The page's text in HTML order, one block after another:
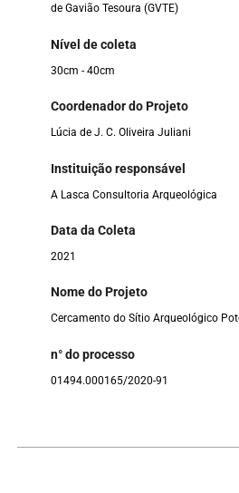
de Gavião Tesoura (GVTE)
Nível de coleta
30cm - 40cm
Coordenador do Projeto
Lúcia de J. C. Oliveira Juliani
Instituição responsável
A Lasca Consultoria Arqueológica
Data da Coleta
2021
Nome do Projeto
Cercamento do Sítio Arqueológico
n° do processo
01494.000165/2020-91